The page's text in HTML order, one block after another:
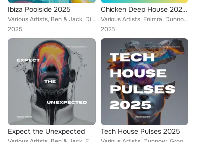
Ibiza Poolside 2025
Various Artists, Ben & Jack, Discloser, Dunnow, Nyamaflo, Alex Pulse, Varelex, Stardisco, Alex Rules, Ciava
2025
Chicken Deep House 2025, Vol. 1
Various Artists, Enimra, Dunnow, Monoki, Copit, Nexora, Ailuc, AC
2025
Expect the Unexpected Tech House Pulses 2025